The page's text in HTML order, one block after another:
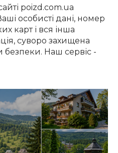
poizd.com.ua
особисті дані, номер
карт і вся інша
суворо захищена
Наш сервіс -